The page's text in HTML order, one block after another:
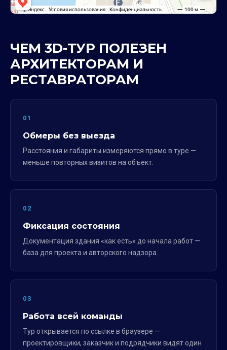
ЧЕМ 3D-ТУР ПОЛЕЗЕН
АРХИТЕКТОРАМ И
РЕСТАВРАТОРАМ
01
Обмеры без выезда
Расстояния и габариты измеряются прямо в туре —
меньше повторных визитов на объект.
02
Фиксация состояния
Документация здания «как есть» до начала работ —
база для проекта и авторского надзора.
03
Работа всей команды
Тур открывается по ссылке в браузере —
проектировщики, заказчик и подрядчики видят один